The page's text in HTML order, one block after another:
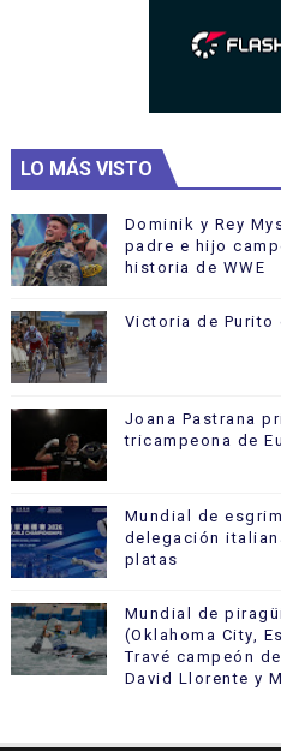
LO MÁS VISTO
Dominik y Rey
padre e hijo
historia de WWE
Victoria de Purito
Joana Pastrana
tricampeona de
Mundial de
delegación
platas
Mundial de
(Oklahoma City,
Travé campeón
David Llorente y